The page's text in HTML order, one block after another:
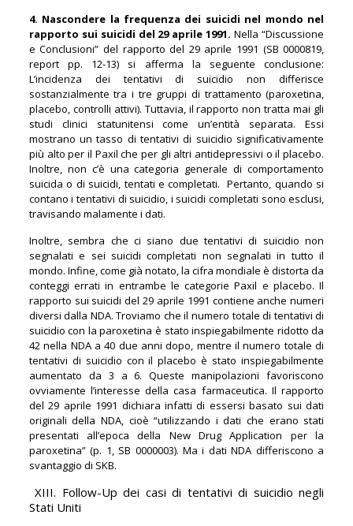
4. Nascondere la frequenza dei suicidi nel mondo nel
rapporto sui suicidi del 29 aprile 1991. Nella “Discussione
e Conclusioni” del rapporto del 29 aprile 1991 (SB 0000819,
report pp. 12-13) si afferma la seguente conclusione:
L’incidenza dei tentativi di suicidio non differisce
sostanzialmente tra i tre gruppi di trattamento (paroxetina,
placebo, controlli attivi). Tuttavia, il rapporto non tratta mai gli
studi clinici statunitensi come un’entità separata. Essi
mostrano un tasso di tentativi di suicidio significativamente
più alto per il Paxil che per gli altri antidepressivi o il placebo.
Inoltre, non c’è una categoria generale di comportamento
suicida o di suicidi, tentati e completati. Pertanto, quando si
contano i tentativi di suicidio, i suicidi completati sono esclusi,
travisando malamente i dati.
Inoltre, sembra che ci siano due tentativi di suicidio non
segnalati e sei suicidi completati non segnalati in tutto il
mondo. Infine, come già notato, la cifra mondiale è distorta da
conteggi errati in entrambe le categorie Paxil e placebo. Il
rapporto sui suicidi del 29 aprile 1991 contiene anche numeri
diversi dalla NDA. Troviamo che il numero totale di tentativi di
suicidio con la paroxetina è stato inspiegabilmente ridotto da
42 nella NDA a 40 due anni dopo, mentre il numero totale di
tentativi di suicidio con il placebo è stato inspiegabilmente
aumentato da 3 a 6. Queste manipolazioni favoriscono
ovviamente l’interesse della casa farmaceutica. Il rapporto
del 29 aprile 1991 dichiara infatti di essersi basato sui dati
originali della NDA, cioè “utilizzando i dati che erano stati
presentati all’epoca della New Drug Application per la
paroxetina” (p. 1, SB 0000003). Ma i dati NDA differiscono a
svantaggio di SKB.
XIII. Follow-Up dei casi di tentativi di suicidio negli
Stati Uniti